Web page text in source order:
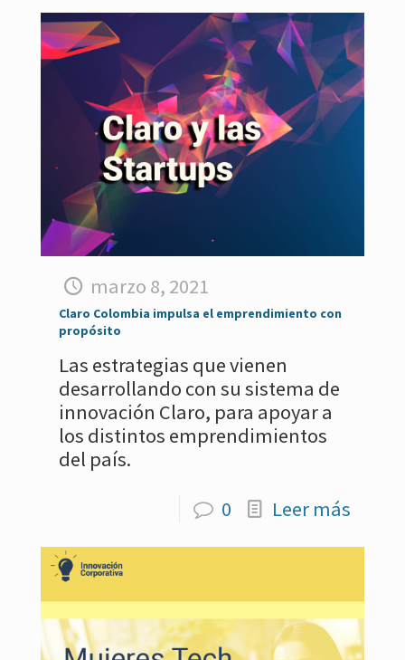
marzo 8, 2021
Claro Colombia impulsa el emprendimiento con
propósito
Las estrategias que vienen
desarrollando con su sistema de
innovación Claro, para apoyar a
los distintos emprendimientos
del país.
0
Leer más